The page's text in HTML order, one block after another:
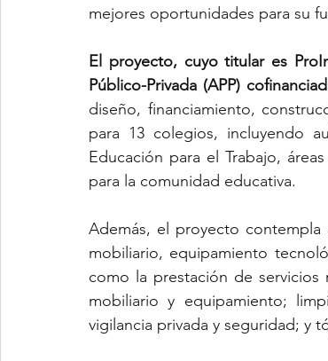
mejores oportunidades para su
El proyecto, cuyo titular es
Público-Privada (APP)
diseño, financiamiento,
para 13 colegios, incluyendo
Educación para el Trabajo,
para la comunidad educativa.
Además, el proyecto
mobiliario, equipamiento
como la prestación de
mobiliario y equipamiento;
vigilancia privada y seguridad; y